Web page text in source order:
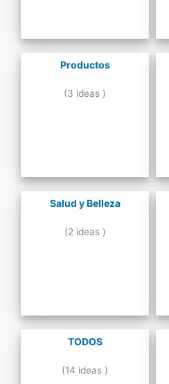
Productos
(3 ideas )
Salud y Belleza
(2 ideas )
TODOS
(14 ideas )